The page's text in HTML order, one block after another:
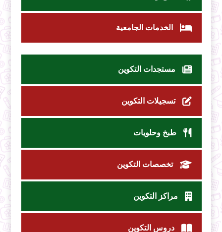
الخدمات الجامعية
مستجدات التكوين
تسجيلات التكوين
طبخ وحلويات
تخصصات التكوين
مراكز التكوين
دروس التكوين